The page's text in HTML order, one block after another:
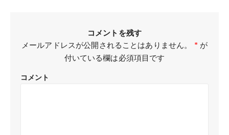
コメントを残す
メールアドレスが公開されることはありません。
*が
付いている欄は必須項目です
コメント